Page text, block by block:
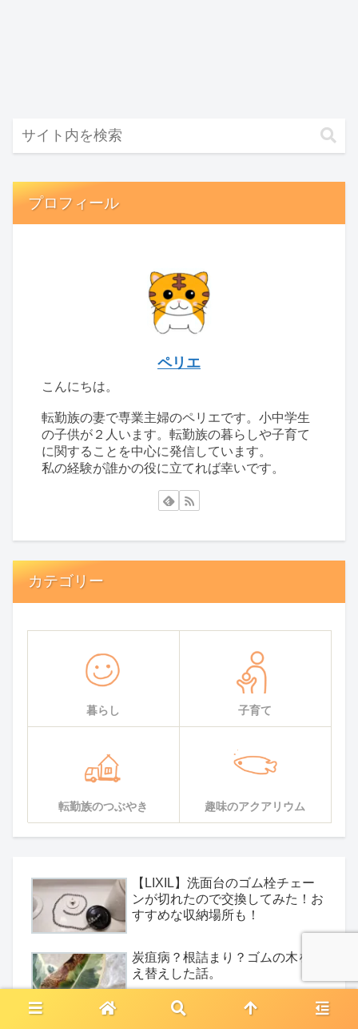
プロフィール
ペリエ
こんにちは。
転勤族の妻で専業主婦のペリエです。小中学生
の子供が２人います。転勤族の暮らしや子育て
に関することを中心に発信しています。
私の経験が誰かの役に立てれば幸いです。
カテゴリー
暮らし 子育て
転勤族のつぶやき 趣味のアクアリウム
【LIXIL】洗面台のゴム栓チェー
ンが切れたので交換してみた！お
すすめな収納場所も！
炭疽病？根詰まり？ゴムの木を植
え替えした話。